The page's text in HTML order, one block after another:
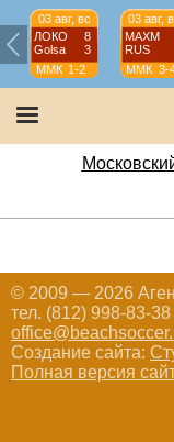
03 авг, вс
ЛОКО
8
Golsa
3
ММК 1-2
03 авг,
МАХМ
RUS
ММК 3-
© 2009 — 2026
тел. (812) 998-83-38
Создание сайта:
Полная версия